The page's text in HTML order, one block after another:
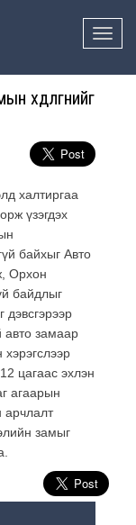
Toggle
халтиргаа
үзэгдэх
байхыг Авто
Орхон
байдлыг
дэвсгэрээр
авто замаар
цагаас эхлэн
агаарын
замыг